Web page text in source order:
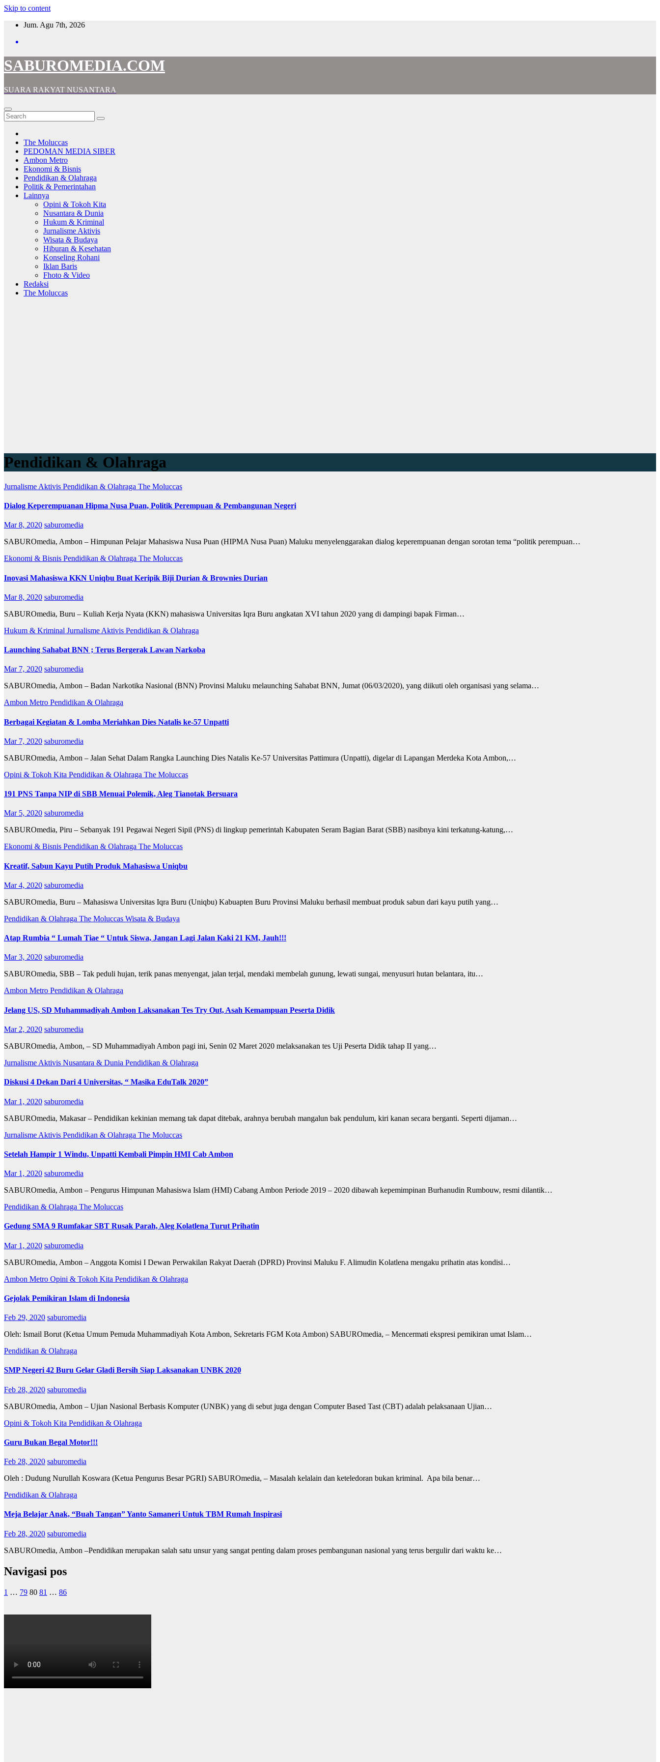
Skip to content
Jum. Agu 7th, 2026
SABUROMEDIA.COM
SUARA RAKYAT NUSANTARA
The Moluccas
PEDOMAN MEDIA SIBER
Ambon Metro
Ekonomi & Bisnis
Pendidikan & Olahraga
Politik & Pemerintahan
Lainnya
Opini & Tokoh Kita
Nusantara & Dunia
Hukum & Kriminal
Jurnalisme Aktivis
Wisata & Budaya
Hiburan & Kesehatan
Konseling Rohani
Iklan Baris
Fhoto & Video
Redaksi
The Moluccas
Pendidikan & Olahraga
Jurnalisme Aktivis Pendidikan & Olahraga The Moluccas
Dialog Keperempuanan Hipma Nusa Puan, Politik Perempuan & Pembangunan Negeri
Mar 8, 2020 saburomedia
SABUROmedia, Ambon – Himpunan Pelajar Mahasiswa Nusa Puan (HIPMA Nusa Puan) Maluku menyelenggarakan dialog keperempuanan dengan sorotan tema “politik perempuan…
Ekonomi & Bisnis Pendidikan & Olahraga The Moluccas
Inovasi Mahasiswa KKN Uniqbu Buat Keripik Biji Durian & Brownies Durian
Mar 8, 2020 saburomedia
SABUROmedia, Buru – Kuliah Kerja Nyata (KKN) mahasiswa Universitas Iqra Buru angkatan XVI tahun 2020 yang di dampingi bapak Firman…
Hukum & Kriminal Jurnalisme Aktivis Pendidikan & Olahraga
Launching Sahabat BNN ; Terus Bergerak Lawan Narkoba
Mar 7, 2020 saburomedia
SABUROmedia, Ambon – Badan Narkotika Nasional (BNN) Provinsi Maluku melaunching Sahabat BNN, Jumat (06/03/2020), yang diikuti oleh organisasi yang selama…
Ambon Metro Pendidikan & Olahraga
Berbagai Kegiatan & Lomba Meriahkan Dies Natalis ke-57 Unpatti
Mar 7, 2020 saburomedia
SABUROmedia, Ambon – Jalan Sehat Dalam Rangka Launching Dies Natalis Ke-57 Universitas Pattimura (Unpatti), digelar di Lapangan Merdeka Kota Ambon,…
Opini & Tokoh Kita Pendidikan & Olahraga The Moluccas
191 PNS Tanpa NIP di SBB Menuai Polemik, Aleg Tianotak Bersuara
Mar 5, 2020 saburomedia
SABUROmedia, Piru – Sebanyak 191 Pegawai Negeri Sipil (PNS) di lingkup pemerintah Kabupaten Seram Bagian Barat (SBB) nasibnya kini terkatung-katung,…
Ekonomi & Bisnis Pendidikan & Olahraga The Moluccas
Kreatif, Sabun Kayu Putih Produk Mahasiswa Uniqbu
Mar 4, 2020 saburomedia
SABUROmedia, Buru – Mahasiswa Universitas Iqra Buru (Uniqbu) Kabuapten Buru Provinsi Maluku berhasil membuat produk sabun dari kayu putih yang…
Pendidikan & Olahraga The Moluccas Wisata & Budaya
Atap Rumbia “ Lumah Tiae “ Untuk Siswa, Jangan Lagi Jalan Kaki 21 KM, Jauh!!!
Mar 3, 2020 saburomedia
SABUROmedia, SBB – Tak peduli hujan, terik panas menyengat, jalan terjal, mendaki membelah gunung, lewati sungai, menyusuri hutan belantara, itu…
Ambon Metro Pendidikan & Olahraga
Jelang US, SD Muhammadiyah Ambon Laksanakan Tes Try Out, Asah Kemampuan Peserta Didik
Mar 2, 2020 saburomedia
SABUROmedia, Ambon, – SD Muhammadiyah Ambon pagi ini, Senin 02 Maret 2020 melaksanakan tes Uji Peserta Didik tahap II yang…
Jurnalisme Aktivis Nusantara & Dunia Pendidikan & Olahraga
Diskusi 4 Dekan Dari 4 Universitas, “ Masika EduTalk 2020”
Mar 1, 2020 saburomedia
SABUROmedia, Makasar – Pendidikan kekinian memang tak dapat ditebak, arahnya berubah mangalun bak pendulum, kiri kanan secara berganti. Seperti dijaman…
Jurnalisme Aktivis Pendidikan & Olahraga The Moluccas
Setelah Hampir 1 Windu, Unpatti Kembali Pimpin HMI Cab Ambon
Mar 1, 2020 saburomedia
SABUROmedia, Ambon – Pengurus Himpunan Mahasiswa Islam (HMI) Cabang Ambon Periode 2019 – 2020 dibawah kepemimpinan Burhanudin Rumbouw, resmi dilantik…
Pendidikan & Olahraga The Moluccas
Gedung SMA 9 Rumfakar SBT Rusak Parah, Aleg Kolatlena Turut Prihatin
Mar 1, 2020 saburomedia
SABUROmedia, Ambon – Anggota Komisi I Dewan Perwakilan Rakyat Daerah (DPRD) Provinsi Maluku F. Alimudin Kolatlena mengaku prihatin atas kondisi…
Ambon Metro Opini & Tokoh Kita Pendidikan & Olahraga
Gejolak Pemikiran Islam di Indonesia
Feb 29, 2020 saburomedia
Oleh: Ismail Borut (Ketua Umum Pemuda Muhammadiyah Kota Ambon, Sekretaris FGM Kota Ambon) SABUROmedia, – Mencermati ekspresi pemikiran umat Islam…
Pendidikan & Olahraga
SMP Negeri 42 Buru Gelar Gladi Bersih Siap Laksanakan UNBK 2020
Feb 28, 2020 saburomedia
SABUROmedia, Ambon – Ujian Nasional Berbasis Komputer (UNBK) yang di sebut juga dengan Computer Based Tast (CBT) adalah pelaksanaan Ujian…
Opini & Tokoh Kita Pendidikan & Olahraga
Guru Bukan Begal Motor!!!
Feb 28, 2020 saburomedia
Oleh : Dudung Nurullah Koswara (Ketua Pengurus Besar PGRI) SABUROmedia, – Masalah kelalain dan keteledoran bukan kriminal. Apa bila benar…
Pendidikan & Olahraga
Meja Belajar Anak, “Buah Tangan” Yanto Samaneri Untuk TBM Rumah Inspirasi
Feb 28, 2020 saburomedia
SABUROmedia, Ambon –Pendidikan merupakan salah satu unsur yang sangat penting dalam proses pembangunan nasional yang terus bergulir dari waktu ke…
Navigasi pos
1 … 79 80 81 … 86